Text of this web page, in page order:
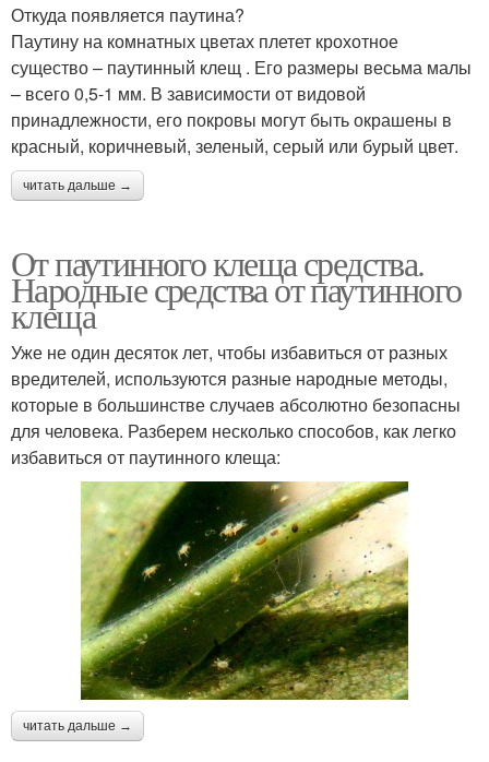
Откуда появляется паутина?
Паутину на комнатных цветах плетет крохотное
существо – паутинный клещ . Его размеры весьма малы
– всего 0,5-1 мм. В зависимости от видовой
принадлежности, его покровы могут быть окрашены в
красный, коричневый, зеленый, серый или бурый цвет.
читать дальше →
От паутинного клеща средства.
Народные средства от паутинного
клеща
Уже не один десяток лет, чтобы избавиться от разных
вредителей, используются разные народные методы,
которые в большинстве случаев абсолютно безопасны
для человека. Разберем несколько способов, как легко
избавиться от паутинного клеща:
читать дальше →